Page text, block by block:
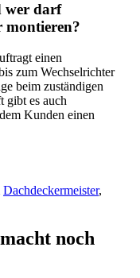
wer darf
montieren?
einen
zum Wechselrichter
beim zuständigen
gibt es auch
Kunden einen
Dachdeckermeister,
noch